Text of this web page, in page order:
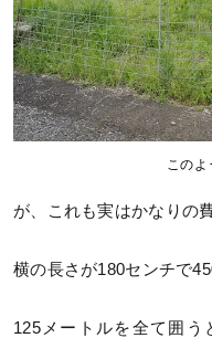
このよ
が、これも実はかなりの
横の長さが180センチで
125メートルを全て囲う